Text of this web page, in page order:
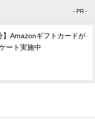
- PR -
】Amazonギフトカードが
ート実施中